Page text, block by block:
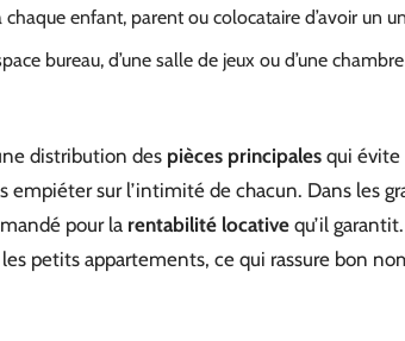
enfant, parent ou colocataire d’avoir un
bureau, d’une salle de jeux ou d’une chambre
distribution des pièces principales qui évite
sur l’intimité de chacun. Dans les
pour la rentabilité locative qu’il
petits appartements, ce qui rassure bon